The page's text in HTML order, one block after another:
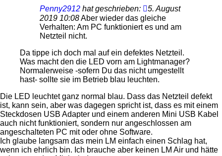
Penny2912 hat geschrieben:
5. August
2019 10:08Aber wieder das gleiche
Verhalten: Am PC funktioniert es und am
Netzteil nicht.
Da tippe ich doch mal auf ein defektes Netzteil.
Was macht den die LED vorn am Lightmanager?
Normalerweise -sofern Du das nicht umgestellt
hast- sollte sie im Betrieb blau leuchten.
Die LED leuchtet ganz normal blau. Dass das Netzteil defekt
ist, kann sein, aber was dagegen spricht ist, dass es mit einem
Steckdosen USB Adapter und einem anderen Mini USB Kabel
auch nicht funktioniert, sondern nur angeschlossen am
angeschalteten PC mit oder ohne Software.
Ich glaube langsam das mein LM einfach einen Schlag hat,
wenn ich ehrlich bin. Ich brauche aber keinen LM Air und hätte